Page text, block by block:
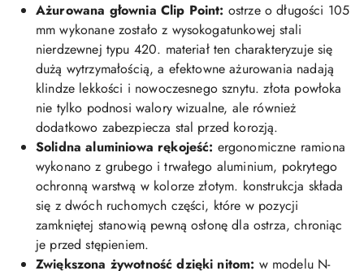
Ażurowana głownia Clip Point: ostrze o długości 105
mm wykonane zostało z wysokogatunkowej stali
nierdzewnej typu 420. materiał ten charakteryzuje się
dużą wytrzymałością, a efektowne ażurowania nadają
klindze lekkości i nowoczesnego sznytu. złota powłoka
nie tylko podnosi walory wizualne, ale również
dodatkowo zabezpiecza stal przed korozją.
Solidna aluminiowa rękojeść: ergonomiczne ramiona
wykonano z grubego i trwałego aluminium, pokrytego
ochronną warstwą w kolorze złotym. konstrukcja składa
się z dwóch ruchomych części, które w pozycji
zamkniętej stanowią pewną osłonę dla ostrza, chroniąc
je przed stępieniem.
Zwiększona żywotność dzięki nitom: w modelu N-